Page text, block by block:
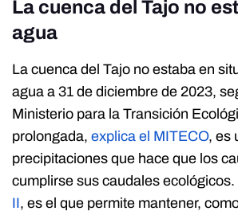
La cuenca del Tajo no
agua
La cuenca del Tajo no estaba en
agua a 31 de diciembre de 2023,
Ministerio para la Transición
prolongada,explica el MITECO, es
precipitaciones que hace que los
cumplirse sus caudales
II, es el que permite mantener,